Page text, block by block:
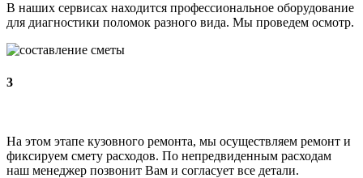
В наших сервисах находится профессиональное оборудование
для диагностики поломок разного вида. Мы проведем осмотр.
3
На этом этапе кузовного ремонта, мы осуществляем ремонт и
фиксируем смету расходов. По непредвиденным расходам
наш менеджер позвонит Вам и согласует все детали.